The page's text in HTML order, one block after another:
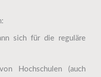
sich für die reguläre
Hochschulen (auch